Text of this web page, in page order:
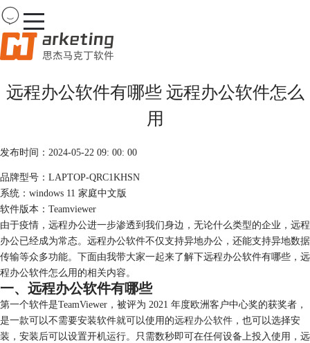
Team Viewer
首页
购买
服务
远程办公软件有哪些 远程办公软件怎么
用
发布时间：2024-05-22 09: 00: 00
品牌型号：LAPTOP-QRC1KHSN
系统：windows 11 家庭中文版
软件版本：Teamviewer
由于疫情，远程办公进一步渗透到我们身边，无论什么类型的企业，远程
办公已经成为常态。远程办公软件不仅支持异地办公，还能支持异地数据
传输等众多功能。下面由我带大家一起来了解下远程办公软件有哪些，远
程办公软件怎么用的相关内容。
一、远程办公软件有哪些
第一个软件是TeamViewer，被评为 2021 年度欧洲客户中心奖的获奖者，
是一款可以不需要安装软件就可以使用的远程办公软件 ，也可以选择安
装，安装后可以设置开机运行。只需数秒即可在任何设备上投入使用，远